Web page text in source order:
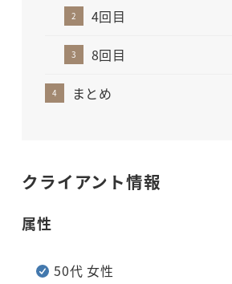
4回目
8回目
まとめ
クライアント情報
属性
50代 女性